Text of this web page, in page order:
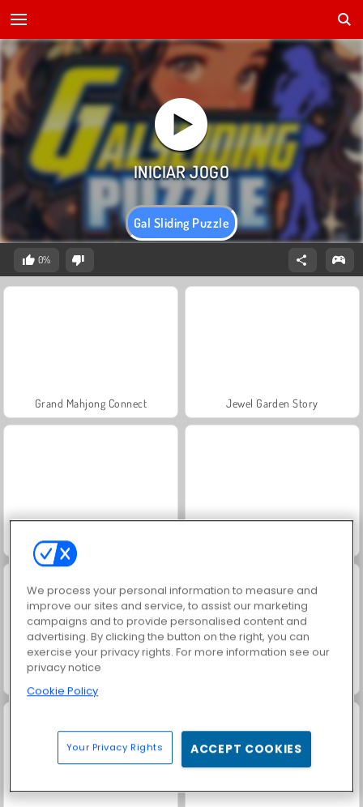
Gal Sliding Puzzle
0%
Grand Mahjong Connect Jewel Garden Story
Juice Merge
We process your personal information to measure and
improve our sites and service, to assist our marketing
campaigns and to provide personalised content and
advertising. By clicking the button on the right, you can
exercise your privacy rights. For more information see our
privacy notice
Cookie Policy
Your Privacy Rights ACCEPT COOKIES